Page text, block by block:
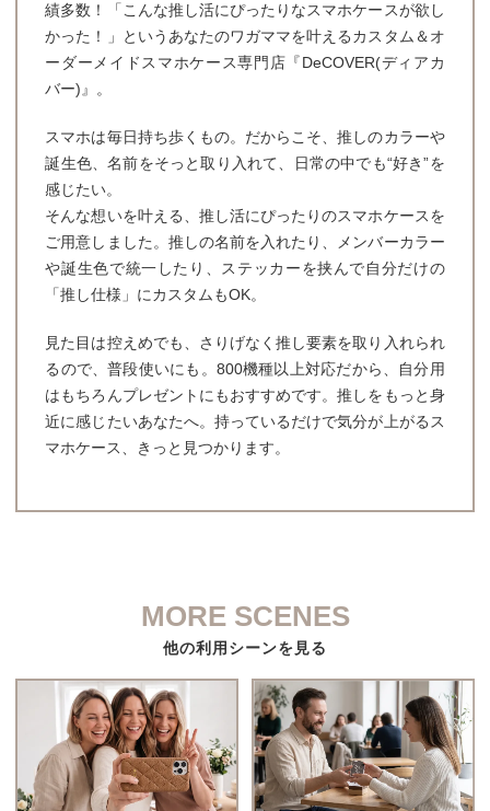
績多数！「こんな推し活にぴったりなスマホケースが欲し
かった！」というあなたのワガママを叶えるカスタム＆オ
ーダーメイドスマホケース専門店『DeCOVER(ディアカ
バー)』。
スマホは毎日持ち歩くもの。だからこそ、推しのカラーや
誕生色、名前をそっと取り入れて、日常の中でも“好き”を
感じたい。
そんな想いを叶える、推し活にぴったりのスマホケースを
ご用意しました。推しの名前を入れたり、メンバーカラー
や誕生色で統一したり、ステッカーを挟んで自分だけの
「推し仕様」にカスタムもOK。
見た目は控えめでも、さりげなく推し要素を取り入れられ
るので、普段使いにも。800機種以上対応だから、自分用
はもちろんプレゼントにもおすすめです。推しをもっと身
近に感じたいあなたへ。持っているだけで気分が上がるス
マホケース、きっと見つかります。
MORE SCENES
他の利用シーンを見る